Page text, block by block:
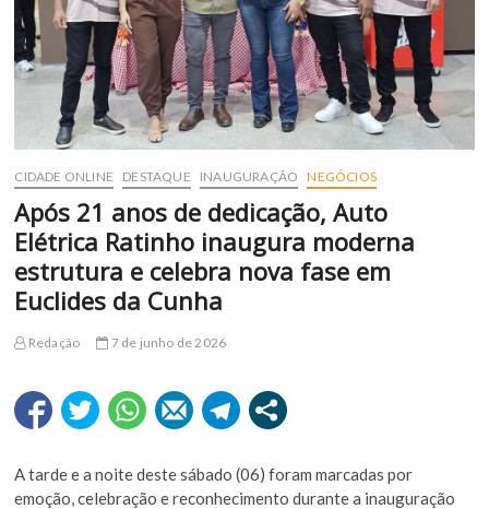
CIDADE ONLINE DESTAQUE INAUGURAÇÃO NEGÓCIOS
Após 21 anos de dedicação, Auto
Elétrica Ratinho inaugura moderna
estrutura e celebra nova fase em
Euclides da Cunha
Redação 7 de junho de 2026
A tarde e a noite deste sábado (06) foram marcadas por
emoção, celebração e reconhecimento durante a inauguração